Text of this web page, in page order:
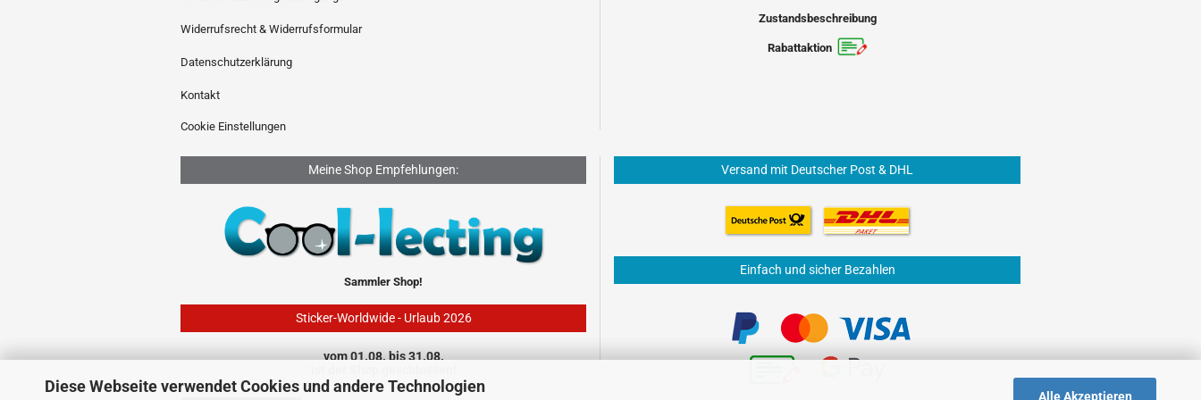
Diese Webseite verwendet Cookies und andere Technologien
Alle Akzeptieren
Widerrufsrecht & Widerrufsformular
Datenschutzerklärung
Kontakt
Cookie Einstellungen
Zustandsbeschreibung
Rabattaktion
Meine Shop Empfehlungen:
Sammler Shop!
Sticker-Worldwide - Urlaub 2026
vom 01.08. bis 31.08.
Versand mit Deutscher Post & DHL
Einfach und sicher Bezahlen